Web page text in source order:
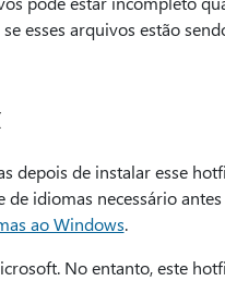
esses arquivos estão
depois de instalar esse
idiomas necessário
ao Windows.
No entanto, este